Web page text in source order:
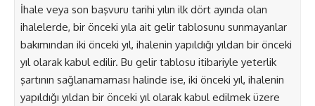
İhale veya son başvuru tarihi yılın ilk dört ayında olan
ihalelerde, bir önceki yıla ait gelir tablosunu sunmayanlar
bakımından iki önceki yıl, ihalenin yapıldığı yıldan bir önceki
yıl olarak kabul edilir. Bu gelir tablosu itibariyle yeterlik
şartının sağlanamaması halinde ise, iki önceki yıl, ihalenin
yapıldığı yıldan bir önceki yıl olarak kabul edilmek üzere